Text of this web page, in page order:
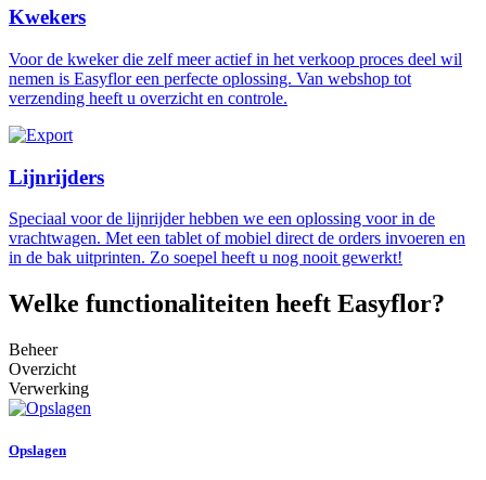
Kwekers
Voor de kweker die zelf meer actief in het verkoop proces deel wil
nemen is Easyflor een perfecte oplossing. Van webshop tot
verzending heeft u overzicht en controle.
Lijnrijders
Speciaal voor de lijnrijder hebben we een oplossing voor in de
vrachtwagen. Met een tablet of mobiel direct de orders invoeren en
in de bak uitprinten. Zo soepel heeft u nog nooit gewerkt!
Welke functionaliteiten heeft Easyflor?
Beheer
Overzicht
Verwerking
Opslagen